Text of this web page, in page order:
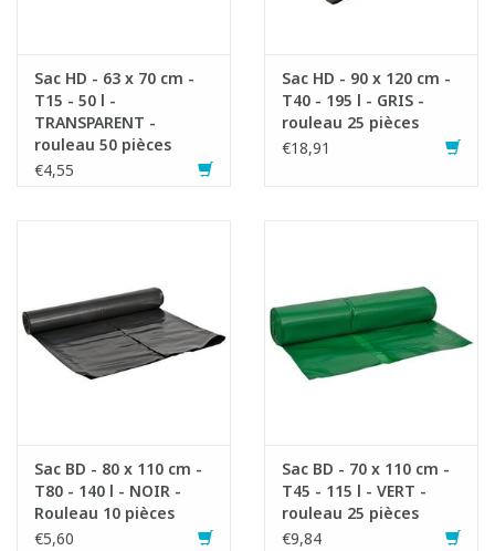
Sac HD - 63 x 70 cm -
T15 - 50 l -
TRANSPARENT -
rouleau 50 pièces
€4,55
Sac HD - 90 x 120 cm -
T40 - 195 l - GRIS -
rouleau 25 pièces
€18,91
Sac BD - 80 x 110 cm -
T80 - 140 l - NOIR -
Rouleau 10 pièces
€5,60
Sac BD - 70 x 110 cm -
T45 - 115 l - VERT -
rouleau 25 pièces
€9,84